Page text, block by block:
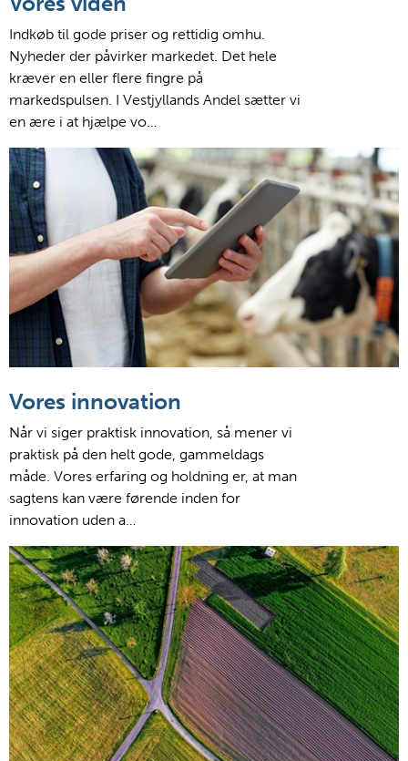
Indkøb til gode priser og rettidig omhu.
Nyheder der påvirker markedet. Det hele
kræver en eller flere fingre på
markedspulsen. I Vestjyllands Andel sætter vi
en ære i at hjælpe vo…
Vores innovation
Når vi siger praktisk innovation, så mener vi
praktisk på den helt gode, gammeldags
måde. Vores erfaring og holdning er, at man
sagtens kan være førende inden for
innovation uden a…